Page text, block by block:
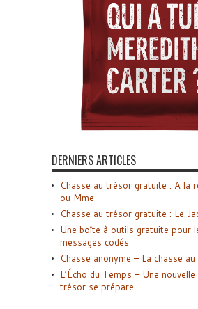
DERNIERS ARTICLES
Chasse au trésor gratuite : A la
ou Mme
Chasse au trésor gratuite : Le
Une boîte à outils gratuite pour
messages codés
Chasse anonyme – La chasse
L’Écho du Temps – Une
trésor se prépare